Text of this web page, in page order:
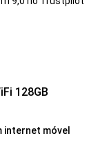
128GB
internet móvel